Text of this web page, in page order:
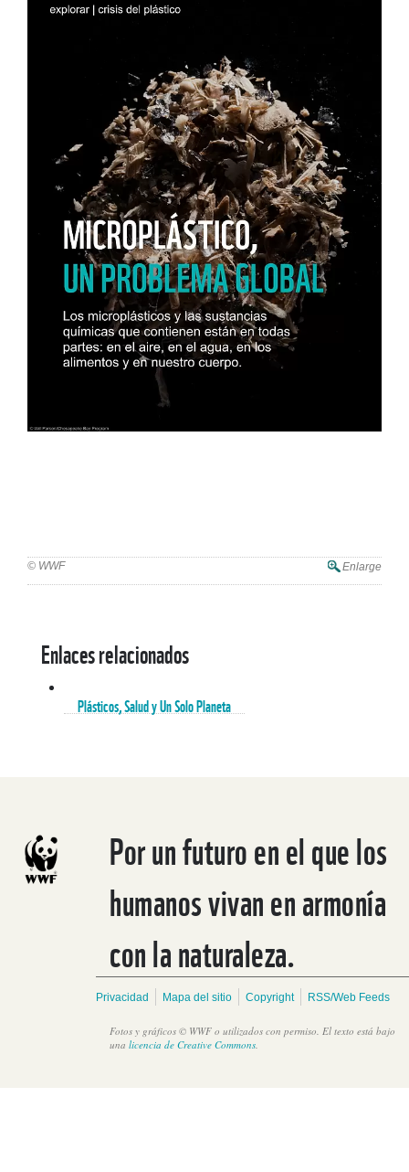
WWF: La mayoría que apoya un tratado global fuerte y
ambicioso contra la contaminación por plástico debe generar
una acción decisiva para concretarlo
© WWF Enlarge
Enlaces relacionados
Plásticos, Salud y Un Solo Planeta
Por un futuro en el que los
humanos vivan en armonía
con la naturaleza.
Privacidad Mapa del sitio Copyright RSS/Web Feeds
Fotos y gráficos © WWF o utilizados con permiso. El texto está bajo
una licencia de Creative Commons.